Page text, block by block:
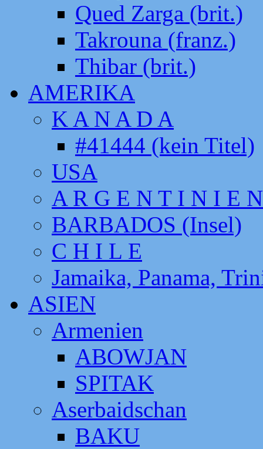
Qued Zarga (brit.)
Takrouna (franz.)
Thibar (brit.)
AMERIKA
K A N A D A
#41444 (kein Titel)
USA
A R G E N T I N I E N
BARBADOS (Insel)
C H I L E
Jamaika, Panama,
ASIEN
Armenien
ABOWJAN
SPITAK
Aserbaidschan
BAKU